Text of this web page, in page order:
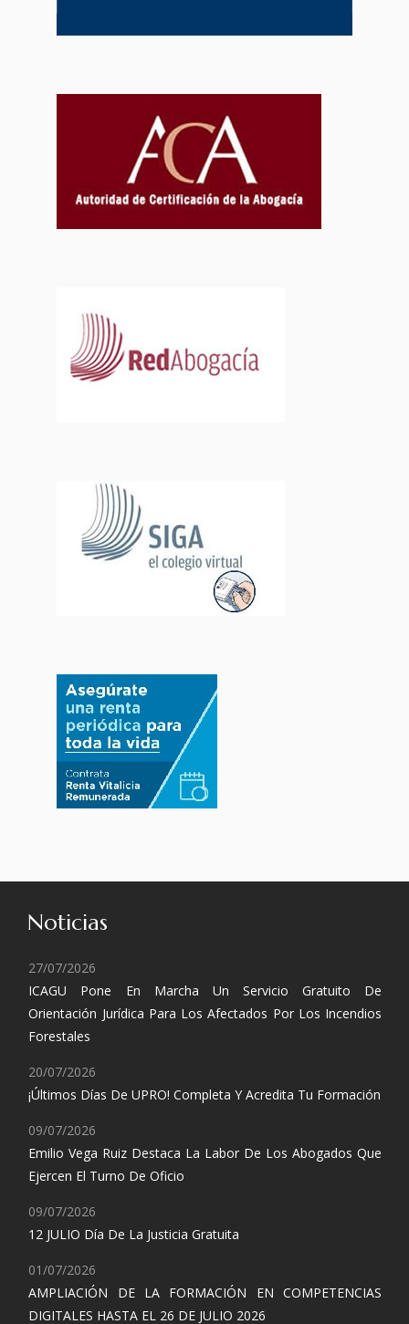
Noticias
27/07/2026
ICAGU Pone En Marcha Un Servicio Gratuito De
Orientación Jurídica Para Los Afectados Por Los Incendios
Forestales
20/07/2026
¡Últimos Días De UPRO! Completa Y Acredita Tu Formación
09/07/2026
Emilio Vega Ruiz Destaca La Labor De Los Abogados Que
Ejercen El Turno De Oficio
09/07/2026
12 JULIO Día De La Justicia Gratuita
01/07/2026
AMPLIACIÓN DE LA FORMACIÓN EN COMPETENCIAS
DIGITALES HASTA EL 26 DE JULIO 2026